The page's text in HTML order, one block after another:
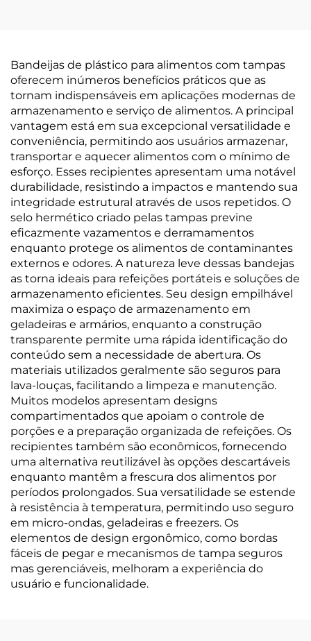
Bandeijas de plástico para alimentos com tampas
oferecem inúmeros benefícios práticos que as
tornam indispensáveis em aplicações modernas de
armazenamento e serviço de alimentos. A principal
vantagem está em sua excepcional versatilidade e
conveniência, permitindo aos usuários armazenar,
transportar e aquecer alimentos com o mínimo de
esforço. Esses recipientes apresentam uma notável
durabilidade, resistindo a impactos e mantendo sua
integridade estrutural através de usos repetidos. O
selo hermético criado pelas tampas previne
eficazmente vazamentos e derramamentos
enquanto protege os alimentos de contaminantes
externos e odores. A natureza leve dessas bandejas
as torna ideais para refeições portáteis e soluções de
armazenamento eficientes. Seu design empilhável
maximiza o espaço de armazenamento em
geladeiras e armários, enquanto a construção
transparente permite uma rápida identificação do
conteúdo sem a necessidade de abertura. Os
materiais utilizados geralmente são seguros para
lava-louças, facilitando a limpeza e manutenção.
Muitos modelos apresentam designs
compartimentados que apoiam o controle de
porções e a preparação organizada de refeições. Os
recipientes também são econômicos, fornecendo
uma alternativa reutilizável às opções descartáveis
enquanto mantêm a frescura dos alimentos por
períodos prolongados. Sua versatilidade se estende
à resistência à temperatura, permitindo uso seguro
em micro-ondas, geladeiras e freezers. Os
elementos de design ergonômico, como bordas
fáceis de pegar e mecanismos de tampa seguros
mas gerenciáveis, melhoram a experiência do
usuário e funcionalidade.